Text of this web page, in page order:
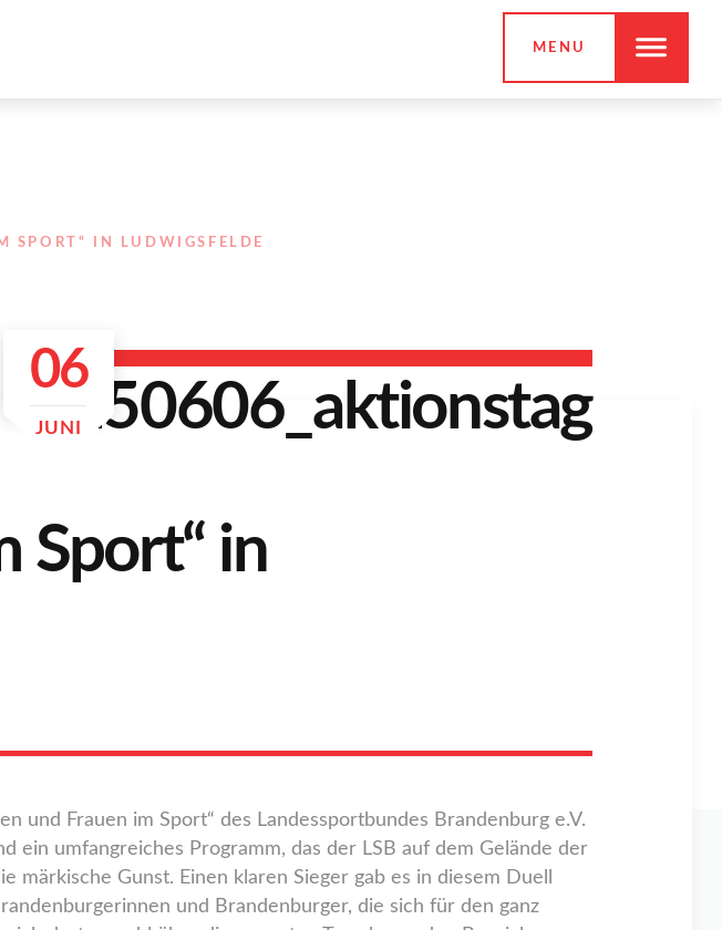
MENU
SPORT“ IN LUDWIGSFELDE
06
JUNI
Sport“ in
und Frauen im Sport“ des Landessportbundes Brandenburg e.V.
ein umfangreiches Programm, das der LSB auf dem Gelände der
Gunst. Einen klaren Sieger gab es in diesem Duell
und Brandenburger, die sich für den ganz